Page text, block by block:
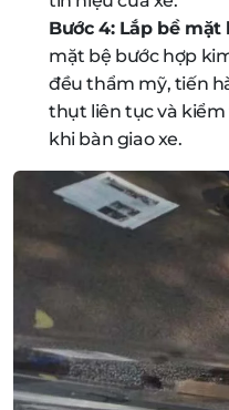
Bước 4: Lắp bề mặt
mặt bệ bước hợp
đều thẩm mỹ, tiến
thụt liên tục và
khi bàn giao xe.